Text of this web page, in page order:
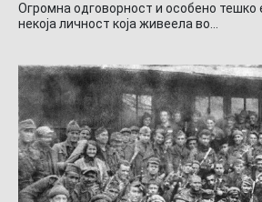
Огромна одговорност и особено тешко
некоја личност која живеела во…